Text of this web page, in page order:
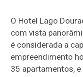
O Hotel Lago
com vista
é considerada a
empreendimento
35 apartamentos,